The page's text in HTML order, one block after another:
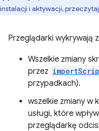
instalacji i aktywacji,
Przeglądarki wykrywają
Wszelkie zmiany
przez
przypadkach).
wszelkie zmiany w
usługi, które
przeglądarkę